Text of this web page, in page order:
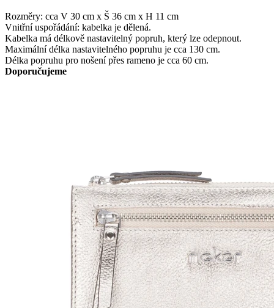
Rozměry: cca V 30 cm x Š 36 cm x H 11 cm
Vnitřní uspořádání: kabelka je dělená.
Kabelka má délkově nastavitelný popruh, který lze odepnout.
Maximální délka nastavitelného popruhu je cca 130 cm.
Délka popruhu pro nošení přes rameno je cca 60 cm.
Doporučujeme